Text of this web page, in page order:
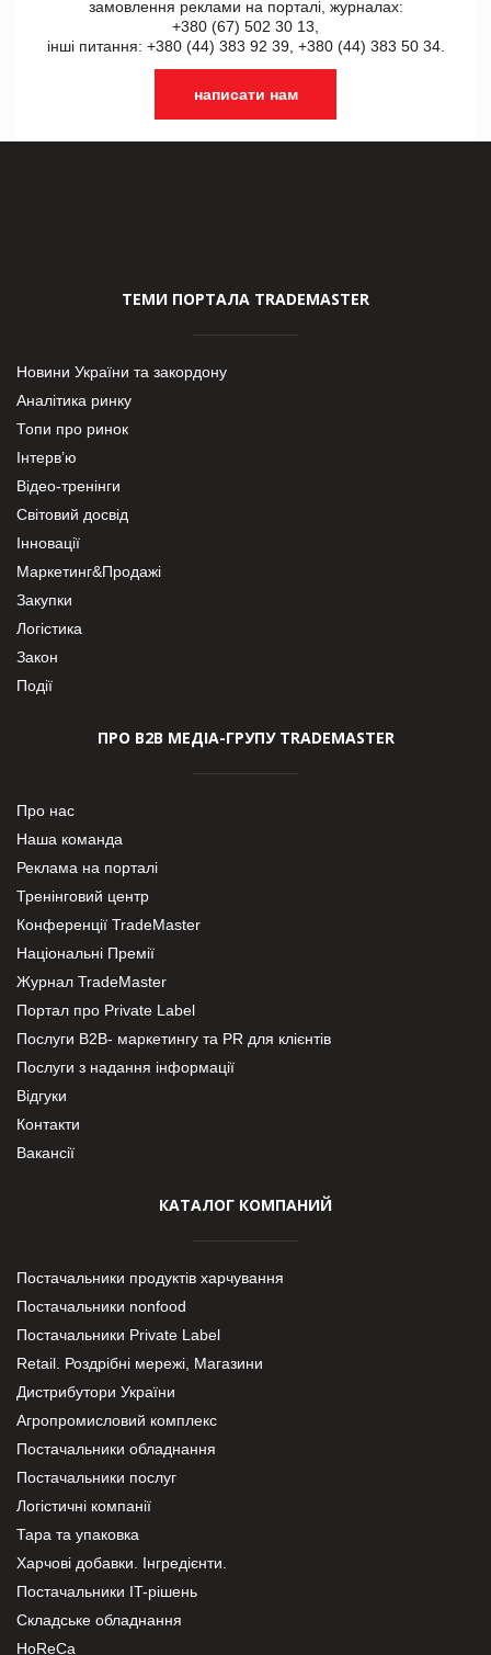
замовлення реклами на порталі, журналах:
+380 (67) 502 30 13,
інші питання: +380 (44) 383 92 39, +380 (44) 383 50 34.
написати нам
ТЕМИ ПОРТАЛА TRADEMASTER
Новини України та закордону
Аналітика ринку
Топи про ринок
Інтерв’ю
Відео-тренінги
Світовий досвід
Інновації
Маркетинг&Продажі
Закупки
Логістика
Закон
Події
ПРО В2В МЕДІА-ГРУПУ TRADEMASTER
Про нас
Наша команда
Реклама на порталі
Тренінговий центр
Конференції TradeMaster
Національні Премії
Журнал TradeMaster
Портал про Private Label
Послуги В2В- маркетингу та PR для клієнтів
Послуги з надання інформації
Відгуки
Контакти
Вакансії
КАТАЛОГ КОМПАНИЙ
Постачальники продуктів харчування
Постачальники nonfood
Постачальники Private Label
Retail. Роздрібні мережі, Магазини
Дистрибутори України
Агропромисловий комплекс
Постачальники обладнання
Постачальники послуг
Логістичні компанії
Тара та упаковка
Харчові добавки. Інгредієнти.
Постачальники IT-рішень
Складське обладнання
HoReCa